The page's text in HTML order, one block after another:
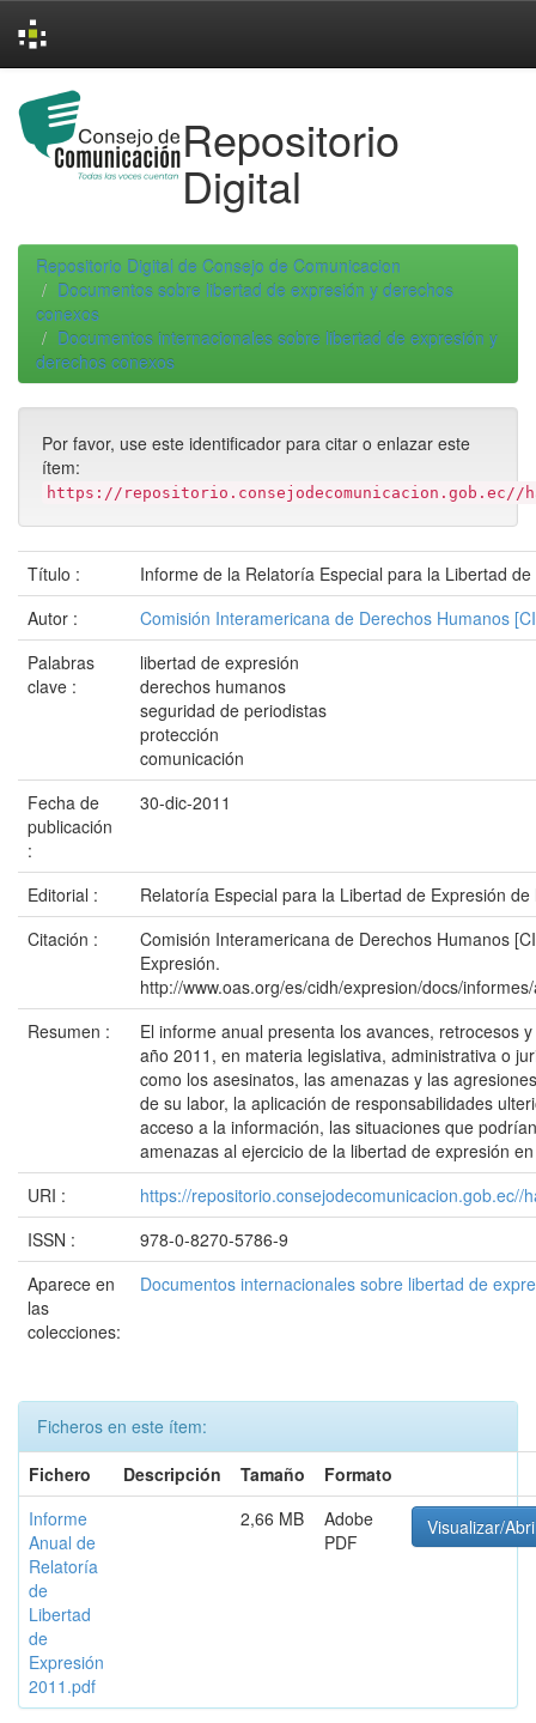
navigation
Repositorio
Digital
Repositorio Digital de Consejo de Comunicacion
Documentos sobre libertad de expresión y derechos
conexos
Documentos internacionales sobre libertad de expresión y
derechos conexos
Por favor, use este identificador para citar o enlazar este
ítem:
https://repositorio.consejodecomunicacion.gob.ec//
Título :
Informe de la Relatoría Especial para la Libertad
Autor :
Comisión Interamericana de Derechos Humanos
Palabras
clave :
libertad de expresión
derechos humanos
seguridad de periodistas
protección
comunicación
Fecha de
publicación
:
30-dic-2011
Editorial :
Relatoría Especial para la Libertad de Expresión
Citación :
Comisión Interamericana de Derechos Humanos
Expresión.
http://www.oas.org/es/cidh/expresion/docs/
Resumen :
El informe anual presenta los avances, retrocesos
año 2011, en materia legislativa, administrativa o
como los asesinatos, las amenazas y las
de su labor, la aplicación de responsabilidades
acceso a la información, las situaciones que
amenazas al ejercicio de la libertad de expresión
URI :
https://repositorio.consejodecomunicacion.gob.ec//
ISSN :
978-0-8270-5786-9
Aparece en
las
colecciones:
Documentos internacionales sobre libertad de
Ficheros en este ítem:
Fichero
Descripción Tamaño
Formato
Informe
Anual de
Relatoría
de
Libertad
de
Expresión
2011.pdf
2,66 MB
Adobe
PDF
Visualizar/